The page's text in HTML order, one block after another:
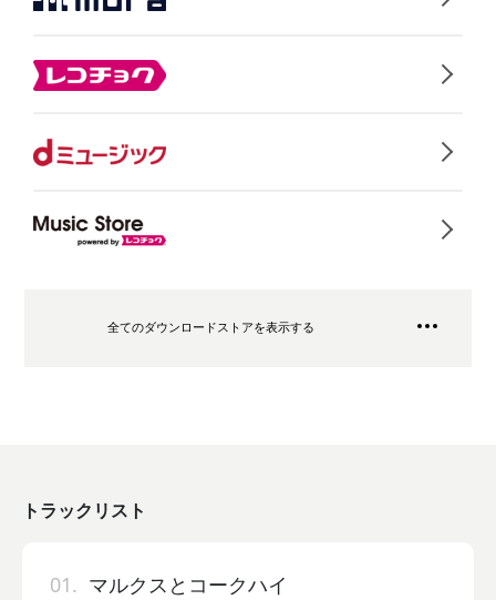
全てのダウンロードストアを表示する
トラックリスト
01. マルクスとコークハイ